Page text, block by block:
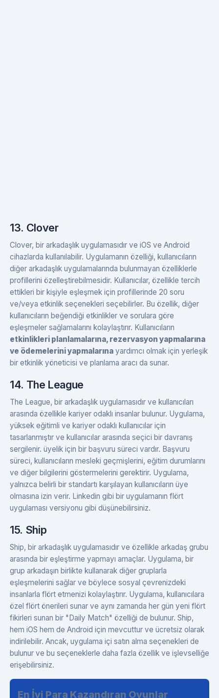
13. Clover
Clover, bir arkadaşlık uygulamasıdır ve iOS ve Android
cihazlarda kullanılabilir. Uygulamanın özelliği, kullanıcıların
diğer arkadaşlık uygulamalarında bulunmayan özelliklerle
profillerini özelleştirebilmesidir. Kullanıcılar, özellikle tercih
ettikleri bir kişiyle eşleşmek için profillerinde 20 soru
ve/veya etkinlik seçenekleri seçebilirler. Bu özellik, diğer
kullanıcıların beğendiği etkinlikler ve sorulara göre
eşleşmeler sağlamalarını kolaylaştırır. Kullanıcıların
etkinlikleri planlamalarına, rezervasyon yapmalarına
ve ödemelerini yapmalarına yardımcı olmak için yerleşik
bir etkinlik yöneticisi ve planlama aracı da sunar.
14. The League
The League, bir arkadaşlık uygulamasıdır ve kullanıcıları
arasında özellikle kariyer odaklı insanlar bulunur. Uygulama,
yüksek eğitimli ve kariyer odaklı kullanıcılar için
tasarlanmıştır ve kullanıcılar arasında seçici bir davranış
sergilenir. üyelik için bir başvuru süreci vardır. Başvuru
süreci, kullanıcıların mesleki geçmişlerini, eğitim durumlarını
ve diğer bilgilerini göstermelerini gerektirir. Uygulama,
yalnızca belirli bir standartı karşılayan kullanıcıların üye
olmasına izin verir. Linkedin gibi bir uygulamanın flört
uygulaması versiyonu gibi düşünebilirsiniz.
15. Ship
Ship, bir arkadaşlık uygulamasıdır ve özellikle arkadaş grubu
arasında bir eşleştirme yapmayı amaçlar. Uygulama, bir
grup arkadaşın birlikte kullanarak diğer gruplarla
eşleşmelerini sağlar ve böylece sosyal çevrenizdeki
insanlarla flört etmenizi kolaylaştırır. Uygulama, kullanıcılara
özel flört önerileri sunar ve aynı zamanda her gün yeni flört
fikirleri sunan bir "Daily Match" özelliği de bulunur. Ship,
hem iOS hem de Android için mevcuttur ve ücretsiz olarak
indirilebilir. Ancak, uygulama içi satın alma seçenekleri de
bulunur ve bu seçeneklerle daha fazla özellik ve işlevselliğe
erişebilirsiniz.
En İyi Para Kazandıran Oyunlar